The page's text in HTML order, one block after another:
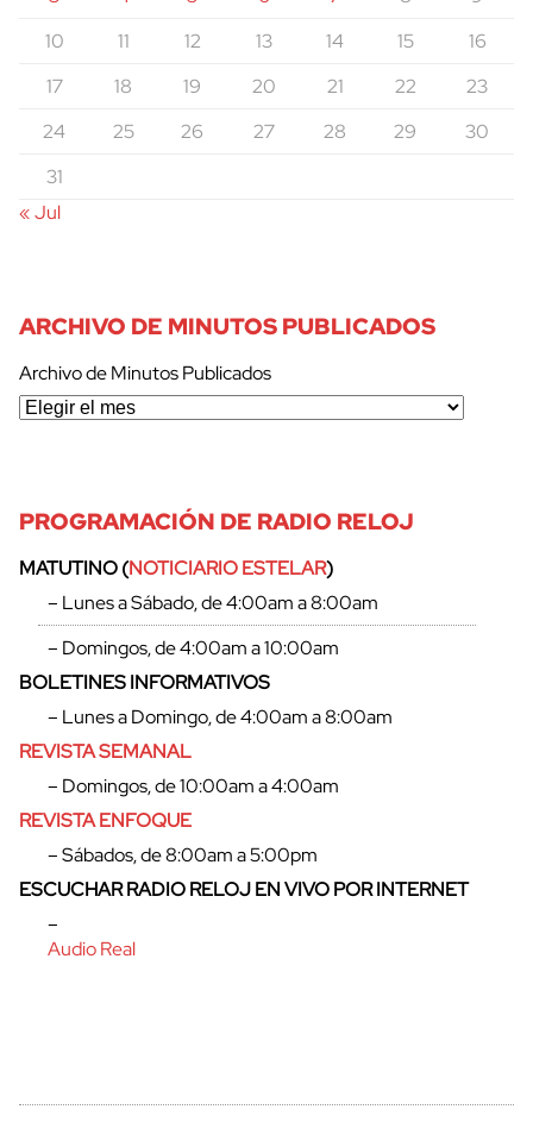
10
11 12 13 14 15
16
17
18 19 20 21 22
23
24
25 26 27 28 29
30
31
« Jul
ARCHIVO DE MINUTOS PUBLICADOS
Archivo de Minutos Publicados
PROGRAMACIÓN DE RADIO RELOJ
MATUTINO (NOTICIARIO ESTELAR)
– Lunes a Sábado, de 4:00am a 8:00am
– Domingos, de 4:00am a 10:00am
BOLETINES INFORMATIVOS
– Lunes a Domingo, de 4:00am a 8:00am
REVISTA SEMANAL
– Domingos, de 10:00am a 4:00am
REVISTA ENFOQUE
– Sábados, de 8:00am a 5:00pm
ESCUCHAR RADIO RELOJ EN VIVO POR INTERNET
–
Audio Real